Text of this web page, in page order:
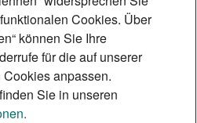
Cookies. Über
können Sie Ihre
für die auf unserer
anpassen.
Sie in unseren